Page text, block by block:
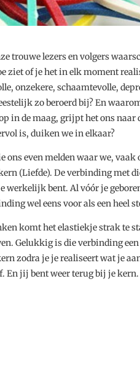
trouwe lezers en volgers
ziet of je het in elk moment
onzekere, schaamtevolle,
zo beroerd bij? En
in de maag, grijpt het ons naar
is, duiken we in elkaar?
even melden waar we, vaak
(Liefde). De verbinding met
bent. Al vóór je
wel eens voor als een heel
komt het elastiekje strak te
Gelukkig is die verbinding
zodra je je realiseert wat je
En jij bent weer terug bij je kern.